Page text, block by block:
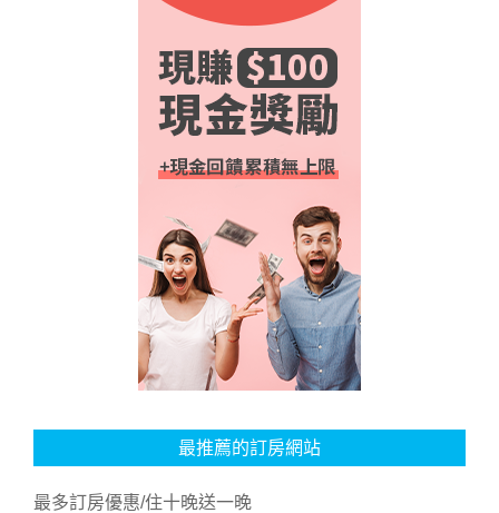
最推薦的訂房網站
最多訂房優惠/住十晚送一晚